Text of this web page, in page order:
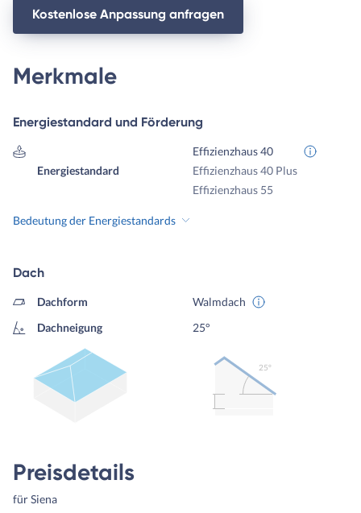
Kostenlose Anpassung anfragen
Merkmale
Energiestandard und Förderung
Energiestandard
Effizienzhaus 40
Effizienzhaus 40 Plus
Effizienzhaus 55
Bedeutung der Energiestandards
Dach
Dachform
Walmdach
Dachneigung
25°
25º
Preisdetails
für Siena